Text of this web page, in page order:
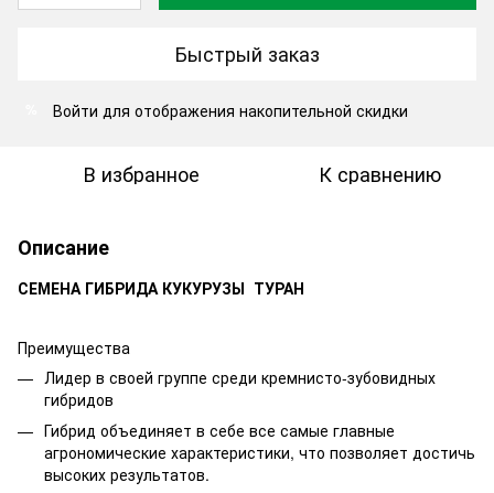
Быстрый заказ
Войти для отображения накопительной скидки
В избранное К сравнению
Описание
СЕМЕНА ГИБРИДА КУКУРУЗЫ ТУРАН
Преимущества
Лидер в своей группе среди кремнисто-зубовидных
гибридов
Гибрид объединяет в себе все самые главные
агрономические характеристики, что позволяет достичь
высоких результатов.